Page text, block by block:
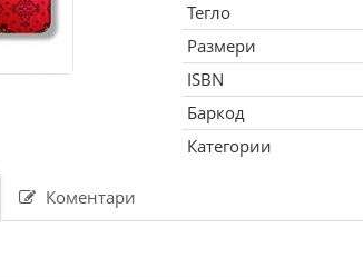
Тегло
Размери
ISBN
Баркод
Категории
Коментари